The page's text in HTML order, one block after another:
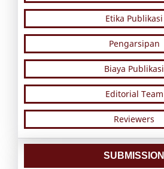
Etika Publikasi
Pengarsipan
Biaya Publikasi
Editorial Team
Reviewers
SUBMISSION